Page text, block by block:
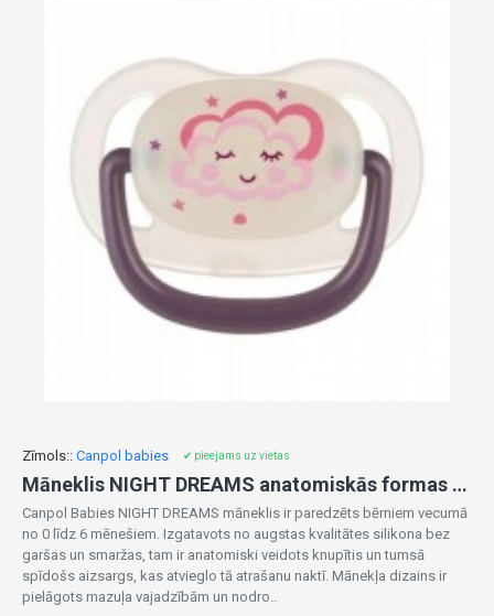
Zīmols:: Canpol babies ✔ pieejams uz vietas
Māneklis NIGHT DREAMS anatomiskās formas 0-6m 22/500 pink
Canpol Babies NIGHT DREAMS māneklis ir paredzēts bērniem vecumā
no 0 līdz 6 mēnešiem. Izgatavots no augstas kvalitātes silikona bez
garšas un smaržas, tam ir anatomiski veidots knupītis un tumsā
spīdošs aizsargs, kas atvieglo tā atrašanu naktī. Mānekļa dizains ir
pielāgots mazuļa vajadzībām un nodro..